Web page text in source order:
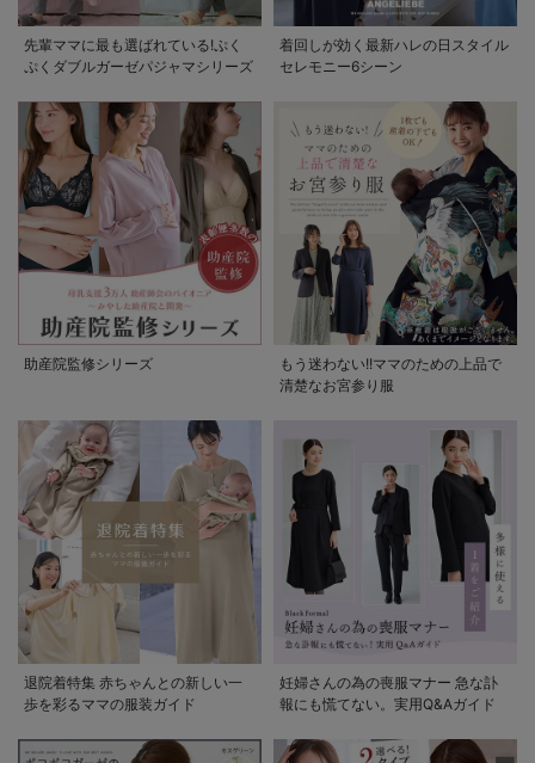
先輩ママに最も選ばれている!ぷく
ぷくダブルガーゼパジャマシリーズ
着回しが効く最新ハレの日スタイル
セレモニー6シーン
助産院監修シリーズ
もう迷わない!!ママのための上品で
清楚なお宮参り服
退院着特集 赤ちゃんとの新しい一
歩を彩るママの服装ガイド
妊婦さんの為の喪服マナー 急な訃
報にも慌てない。実用Q&Aガイド